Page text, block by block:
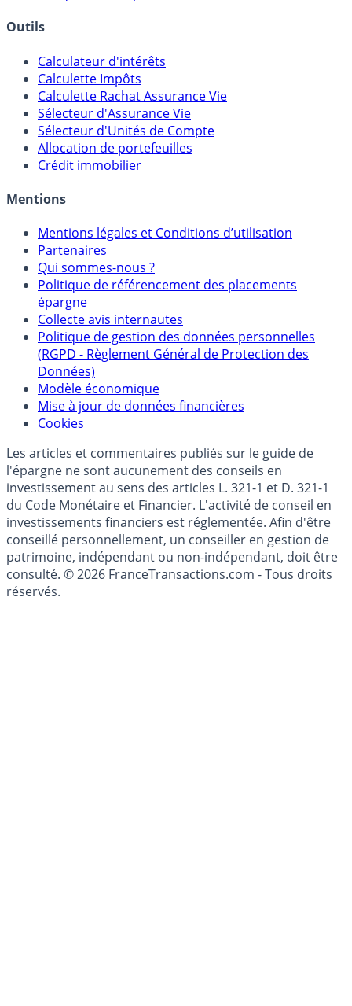
Banques & Comptes rémunérés
Outils
Calculateur d'intérêts
Calculette Impôts
Calculette Rachat Assurance Vie
Sélecteur d'Assurance Vie
Sélecteur d'Unités de Compte
Crédit immobilier
Mentions
Mentions légales et Conditions d’utilisation
Partenaires
Qui sommes-nous ?
Politique de référencement des placements
épargne
Collecte avis internautes
Politique de gestion des données personnelles
(RGPD - Règlement Général de Protection des
Données)
Modèle économique
Cookies
Les articles et commentaires publiés sur le guide de
l'épargne ne sont aucunement des conseils en
investissement au sens des articles L. 321-1 et D. 321-1
du Code Monétaire et Financier. L'activité de conseil en
investissements financiers est réglementée. Afin d'être
conseillé personnellement, un conseiller en gestion de
patrimoine, indépendant ou non-indépendant, doit être